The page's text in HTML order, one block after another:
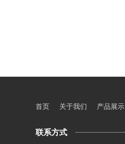
首页 关于我们 产品展示
联系方式